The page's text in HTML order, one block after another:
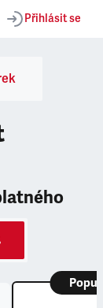
Přihlásit se